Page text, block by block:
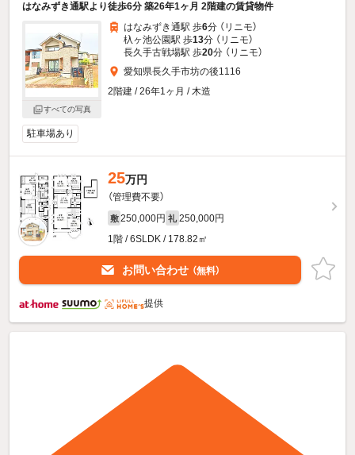
はなみずき通駅より徒歩6分 築26年1ヶ月 2階建の賃貸物件
すべての写真
はなみずき通駅 歩6分 （リニモ）
杁ヶ池公園駅 歩13分 （リニモ）
長久手古戦場駅 歩20分 （リニモ）
愛知県長久手市坊の後1116
2階建 / 26年1ヶ月 / 木造
駐車場あり
25万円
（管理費不要）
敷 250,000円 礼 250,000円
1階 / 6SLDK / 178.82㎡
お問い合わせ （無料）
提供